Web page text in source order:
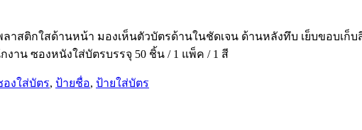
าสติกใสด้านหน้า มองเห็นตัวบัตรด้านในชัดเจน ด้านหลังทึบ เย็บขอบเ
าน ซองหนังใส่บัตรบรรจุ 50 ชิ้น / 1 แพ็ค / 1 สี
องใส่บัตร, ป้ายชื่อ, ป้ายใส่บัตร